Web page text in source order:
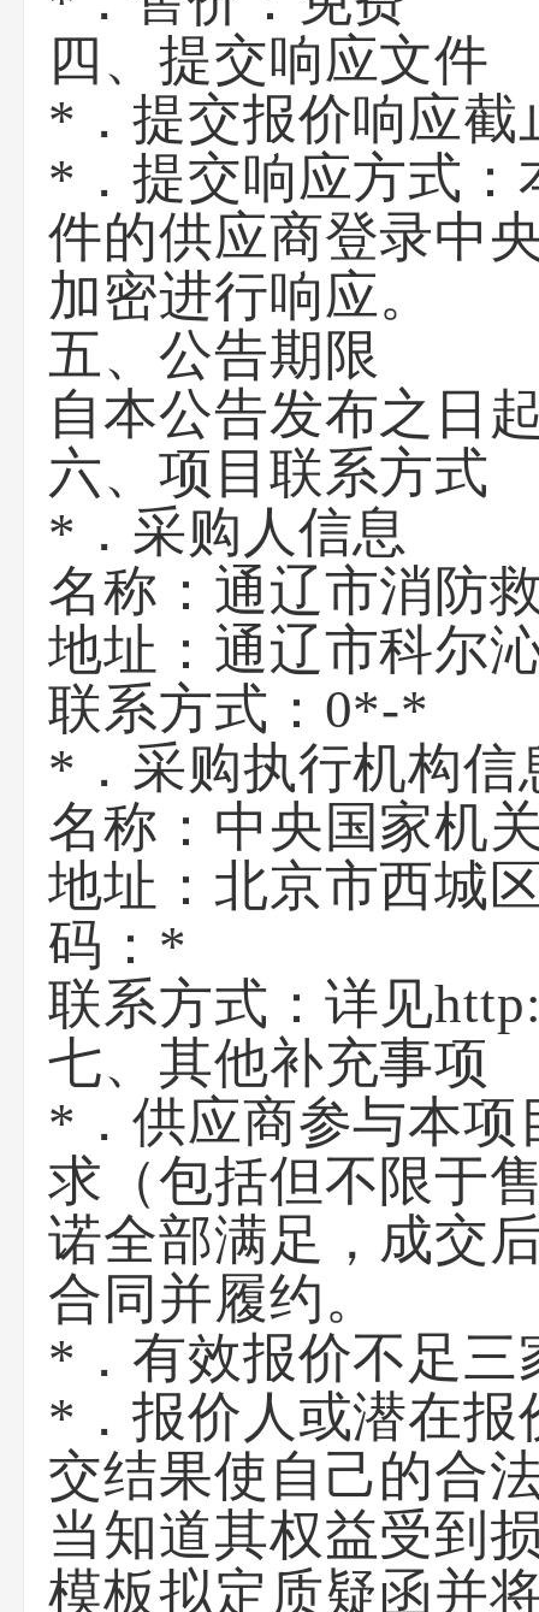
四、提交响应文件
*．提交报价响应截
*．提交响应方式：
件的供应商登录中
加密进行响应。
五、公告期限
自本公告发布之日
六、项目联系方式
*．采购人信息
名称： 通辽市消防
地址： 通辽市科尔
联系方式： 0*-*
*．采购执行机构信
名称： 中央国家机
地址： 北京市西城
码：*
联系方式： 详见
七、其他补充事项
*．供应商参与本项
求（包括但不限于
诺全部满足，成交
合同并履约。
*．有效报价不足三
*．报价人或潜在报
交结果使自己的合
当知道其权益受到
模板拟定质疑函并